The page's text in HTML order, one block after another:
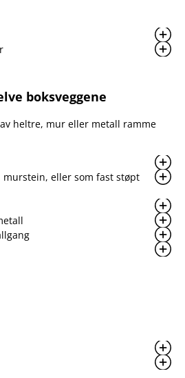
boksveggene
heltre, mur eller metall ramme
murstein, eller som fast støpt